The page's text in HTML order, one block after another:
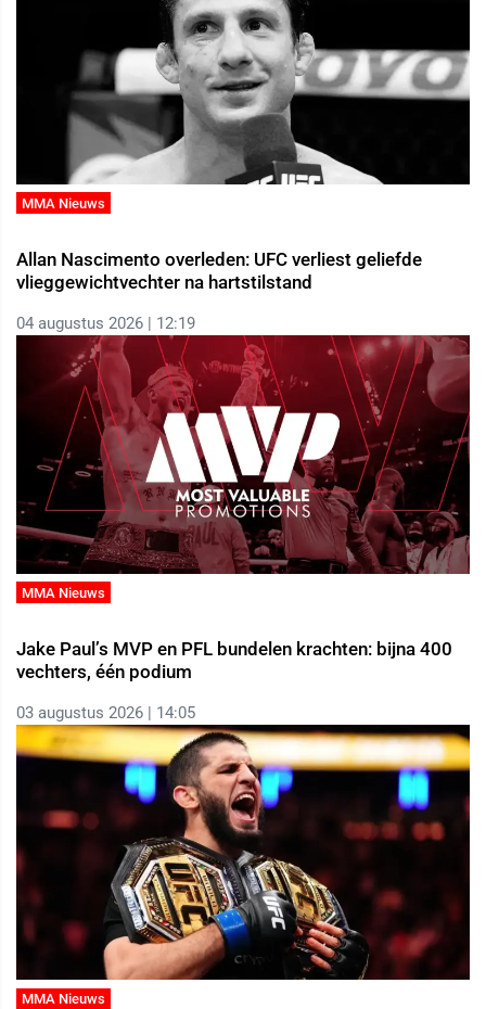
MMA Nieuws
Allan Nascimento overleden: UFC verliest geliefde
vlieggewichtvechter na hartstilstand
04 augustus 2026 | 12:19
MMA Nieuws
Jake Paul’s MVP en PFL bundelen krachten: bijna 400
vechters, één podium
03 augustus 2026 | 14:05
MMA Nieuws